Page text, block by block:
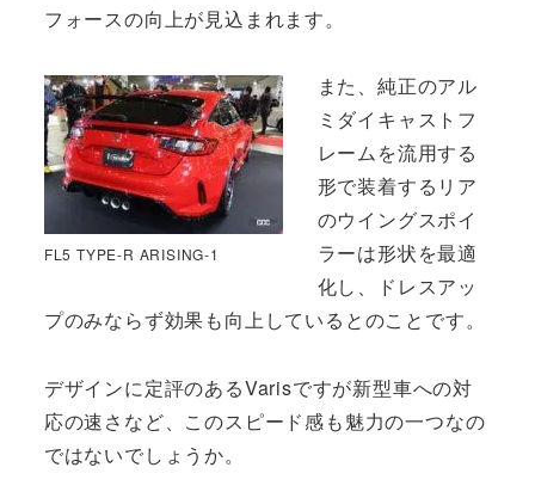
フォースの向上が見込まれます。
FL5 TYPE-R ARISING-1
また、純正のアル
ミダイキャストフ
レームを流用する
形で装着するリア
のウイングスポイ
ラーは形状を最適
化し、ドレスアッ
プのみならず効果も向上しているとのことです。
デザインに定評のあるVarisですが新型車への対
応の速さなど、このスピード感も魅力の一つなの
ではないでしょうか。